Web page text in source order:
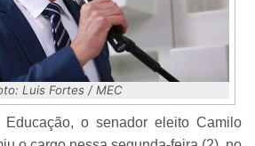
Luis Fortes / MEC
o senador eleito Camilo